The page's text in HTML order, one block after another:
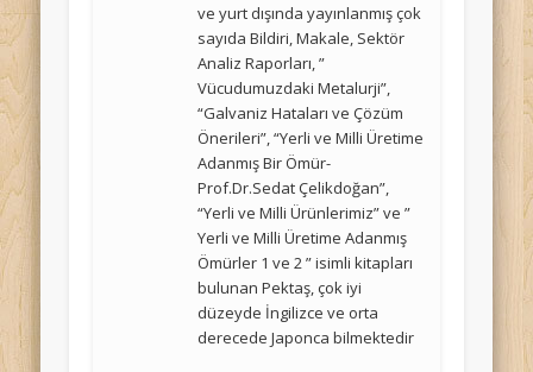
ve yurt dışında yayınlanmış çok
sayıda Bildiri, Makale, Sektör
Analiz Raporları, ”
Vücudumuzdaki Metalurji”,
“Galvaniz Hataları ve Çözüm
Önerileri”, “Yerli ve Milli Üretime
Adanmış Bir Ömür-
Prof.Dr.Sedat Çelikdoğan”,
“Yerli ve Milli Ürünlerimiz” ve ”
Yerli ve Milli Üretime Adanmış
Ömürler 1 ve 2 ” isimli kitapları
bulunan Pektaş, çok iyi
düzeyde İngilizce ve orta
derecede Japonca bilmektedir